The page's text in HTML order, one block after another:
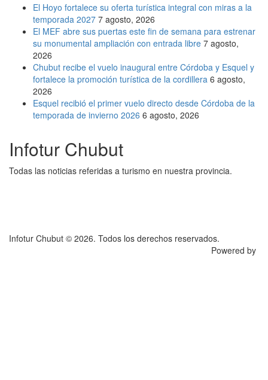
El Hoyo fortalece su oferta turística integral con miras a la
temporada 2027 7 agosto, 2026
El MEF abre sus puertas este fin de semana para estrenar
su monumental ampliación con entrada libre 7 agosto,
2026
Chubut recibe el vuelo inaugural entre Córdoba y Esquel y
fortalece la promoción turística de la cordillera 6 agosto,
2026
Esquel recibió el primer vuelo directo desde Córdoba de la
temporada de invierno 2026 6 agosto, 2026
Infotur Chubut
Todas las noticias referidas a turismo en nuestra provincia.
Infotur Chubut © 2026. Todos los derechos reservados.
Powered by